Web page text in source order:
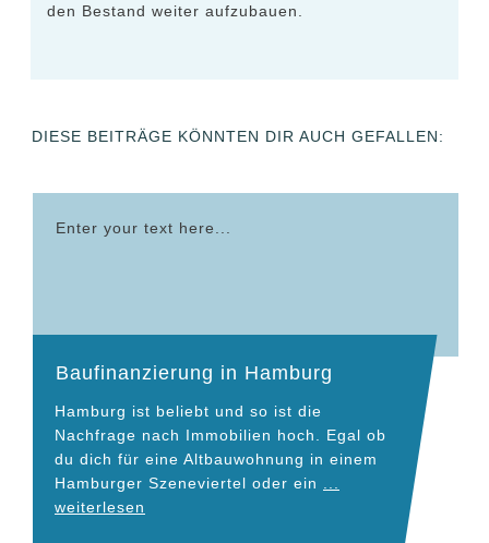
den Bestand weiter aufzubauen.
DIESE BEITRÄGE KÖNNTEN DIR AUCH GEFALLEN:
Enter your text here...
Baufinanzierung in Hamburg
Hamburg ist beliebt und so ist die
Nachfrage nach Immobilien hoch. Egal ob
du dich für eine Altbauwohnung in einem
Hamburger Szeneviertel oder ein
weiterlesen